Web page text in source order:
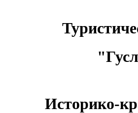
Историко-